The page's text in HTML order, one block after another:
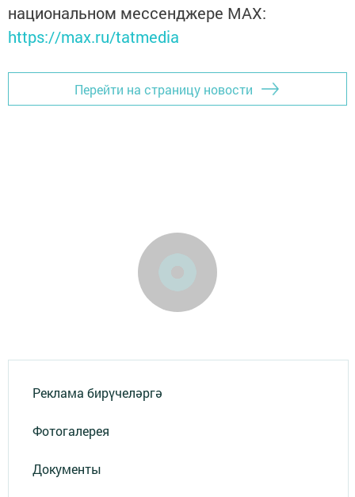
национальном мессенджере MАХ:
https://max.ru/tatmedia
Перейти на страницу новости
Реклама бирүчеләргә
Фотогалерея
Документы